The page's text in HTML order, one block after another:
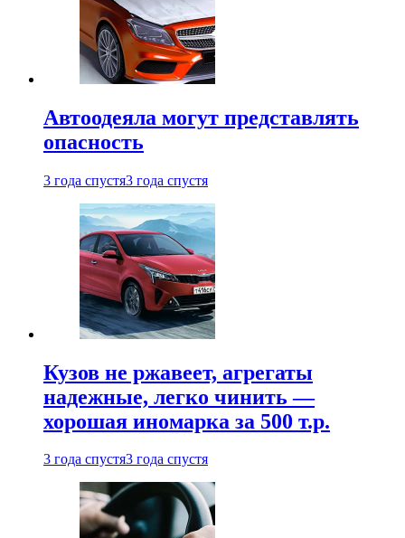
Автоодеяла могут представлять
опасность
3 года спустя3 года спустя
Кузов не ржавеет, агрегаты
надежные, легко чинить —
хорошая иномарка за 500 т.р.
3 года спустя3 года спустя